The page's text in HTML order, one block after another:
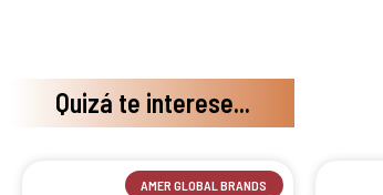
Quizá te interese...
AMER GLOBAL BRANDS